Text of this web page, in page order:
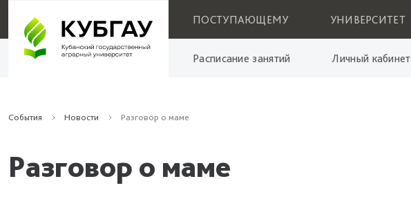
ПОСТУПАЮЩЕМУ УНИВЕРСИТЕТ
Расписание занятий Личный кабинет
События Новости Разговор о маме
Разговор о маме